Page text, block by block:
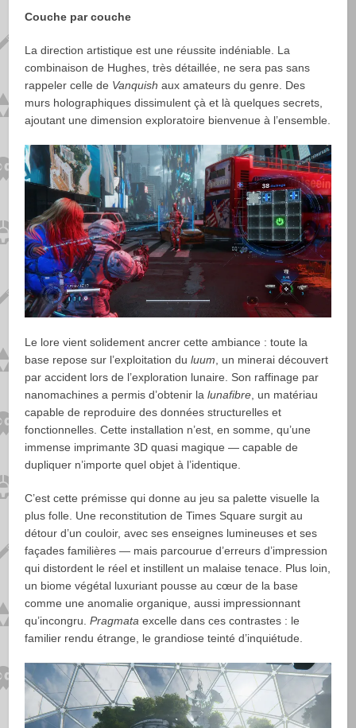
Couche par couche
La direction artistique est une réussite indéniable. La
combinaison de Hughes, très détaillée, ne sera pas sans
rappeler celle de Vanquish aux amateurs du genre. Des
murs holographiques dissimulent çà et là quelques secrets,
ajoutant une dimension exploratoire bienvenue à l’ensemble.
Le lore vient solidement ancrer cette ambiance : toute la
base repose sur l’exploitation duluum , un minerai découvert
par accident lors de l’exploration lunaire. Son raffinage par
nanomachines a permis d’obtenir lalunafibre , un matériau
capable de reproduire des données structurelles et
fonctionnelles. Cette installation n’est, en somme, qu’une
immense imprimante 3D quasi magique — capable de
dupliquer n’importe quel objet à l’identique.
C’est cette prémisse qui donne au jeu sa palette visuelle la
plus folle. Une reconstitution de Times Square surgit au
détour d’un couloir, avec ses enseignes lumineuses et ses
façades familières — mais parcourue d’erreurs d’impression
qui distordent le réel et instillent un malaise tenace. Plus loin,
un biome végétal luxuriant pousse au cœur de la base
comme une anomalie organique, aussi impressionnant
qu’incongru.Pragmata excelle dans ces contrastes : le
familier rendu étrange, le grandiose teinté d’inquiétude.